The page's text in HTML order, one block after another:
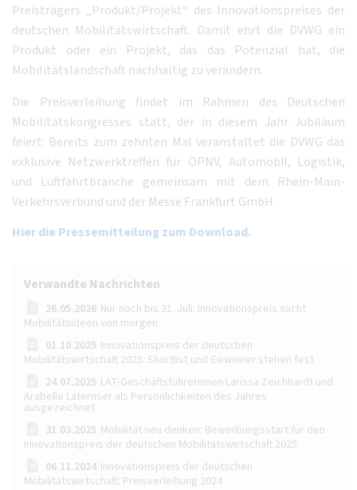
Preisträgers „Produkt/Projekt“ des Innovationspreises der
deutschen Mobilitätswirtschaft. Damit ehrt die DVWG ein
Produkt oder ein Projekt, das das Potenzial hat, die
Mobilitätslandschaft nachhaltig zu verändern.
Die Preisverleihung findet im Rahmen des Deutschen
Mobilitätskongresses statt, der in diesem Jahr Jubiläum
feiert: Bereits zum zehnten Mal veranstaltet die DVWG das
exklusive Netzwerktreffen für ÖPNV, Automobil, Logistik,
und Luftfahrtbranche gemeinsam mit dem Rhein-Main-
Verkehrsverbund und der Messe Frankfurt GmbH.
Hier die Pressemitteilung zum Download.
Verwandte Nachrichten
26.05.2026 Nur noch bis 31. Juli: Innovationspreis sucht
Mobilitätsideen von morgen
01.10.2025 Innovationspreis der deutschen
Mobilitätswirtschaft 2025: Shortlist und Gewinner stehen fest
24.07.2025 LAT-Geschäftsführerinnen Larissa Zeichhardt und
Arabelle Laternser als Persönlichkeiten des Jahres
ausgezeichnet
31.03.2025 Mobilität neu denken: Bewerbungsstart für den
Innovationspreis der deutschen Mobilitätswirtschaft 2025
06.11.2024 Innovationspreis der deutschen
Mobilitätswirtschaft: Preisverleihung 2024